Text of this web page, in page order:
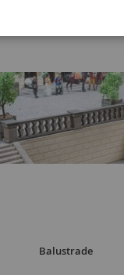
Balustrade